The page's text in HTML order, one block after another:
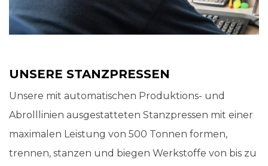
UNSERE STANZPRESSEN
Unsere mit automatischen Produktions- und
Abrolllinien ausgestatteten Stanzpressen mit einer
maximalen Leistung von 500 Tonnen formen,
trennen, stanzen und biegen Werkstoffe von bis zu